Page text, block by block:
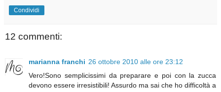
Condividi
12 commenti:
marianna franchi 26 ottobre 2010 alle ore 23:12
Vero!Sono semplicissimi da preparare e poi con la zucca
devono essere irresistibili! Assurdo ma sai che ho difficoltà a